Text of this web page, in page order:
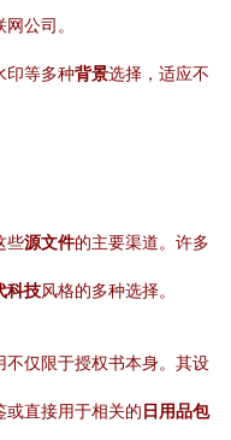
公司。
印等多种背景选择，适应不
些源文件的主要渠道。许多
科技风格的多种选择。
仅限于授权书本身。其设
或直接用于相关的 日用品包